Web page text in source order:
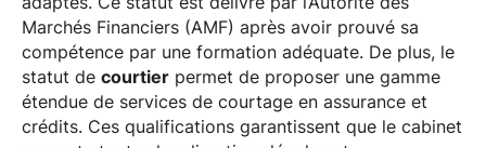
Marchés Financiers (AMF) après avoir prouvé sa
compétence par une formation adéquate. De plus, le
statut de courtierpermet de proposer une gamme
étendue de services de courtage en assurance et
crédits. Ces qualifications garantissent que le cabinet